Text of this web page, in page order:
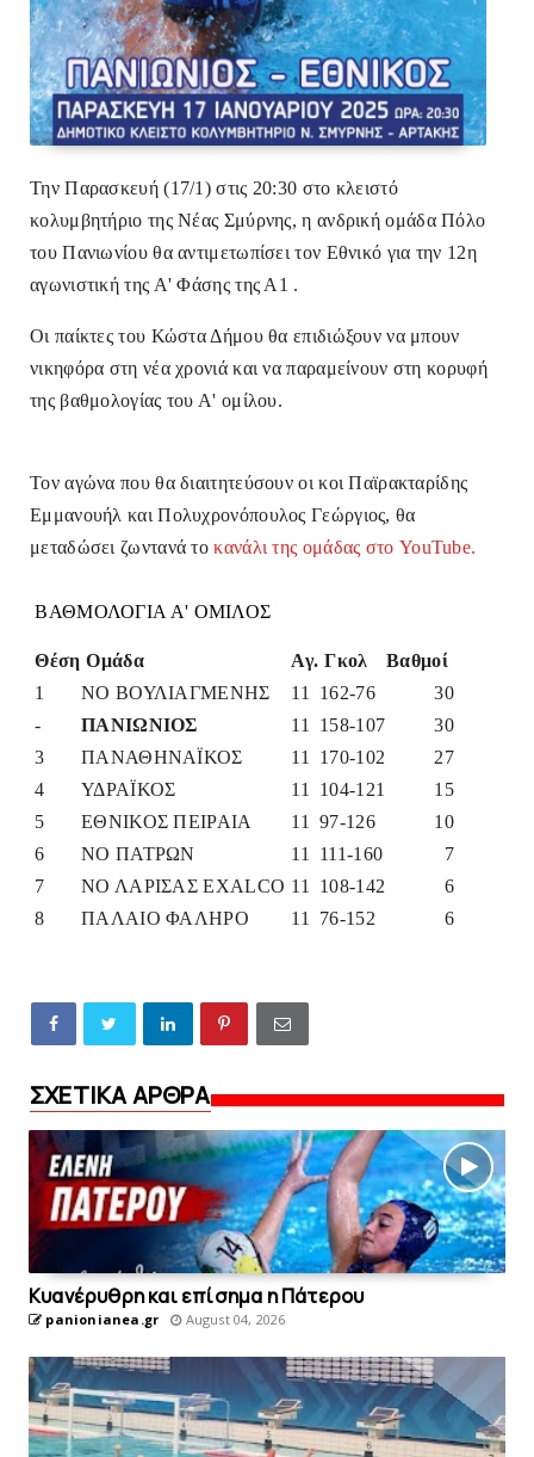
Την Παρασκευή (17/1) στις 20:30 στο κλειστό
κολυμβητήριο της Νέας Σμύρνης, η ανδρική ομάδα Πόλο
του Πανιωνίου θα αντιμετωπίσει τον Εθνικό για την 12η
αγωνιστική της Α' Φάσης της Α1 .
Οι παίκτες του Κώστα Δήμου θα επιδιώξουν να μπουν
νικηφόρα στη νέα χρονιά και να παραμείνουν στη κορυφή
της βαθμολογίας του Α' ομίλου.
Τον αγώνα που θα διαιτητεύσουν οι κοι Παϊρακταρίδης
Εμμανουήλ και Πολυχρονόπουλος Γεώργιος, θα
μεταδώσει ζωντανά τοκανάλι της ομάδας στο YouTube.
ΒΑΘΜΟΛΟΓΙΑ Α' ΟΜΙΛΟΣ
Θέση Ομάδα Αγ. Γκολ
Βαθμοί
1
ΝΟ ΒΟΥΛΙΑΓΜΕΝΗΣ 11 162-76
30
-
ΠΑΝΙΩΝΙΟΣ 11 158-107
30
3
ΠΑΝΑΘΗΝΑΪΚΟΣ 11 170-102
27
4
ΥΔΡΑΪΚΟΣ 11 104-121
15
5
ΕΘΝΙΚΟΣ ΠΕΙΡΑΙΑ 11 97-126
10
6
ΝΟ ΠΑΤΡΩΝ 11 111-160
7
7
ΝΟ ΛΑΡΙΣΑΣ EXALCO 11 108-142
6
8
ΠΑΛΑΙΟ ΦΑΛΗΡΟ 11 76-152 6
ΣΧΕΤΙΚΑ ΑΡΘΡΑ
Kυανέρυθρη και επίσημα η Πάτερου
panionianea.gr August 04, 2026